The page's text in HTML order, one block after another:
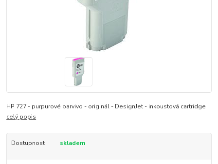
HP 727 - purpurové barvivo - originál - DesignJet - inkoustová cartridge
celý popis
Dostupnost skladem